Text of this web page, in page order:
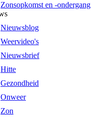
Zonsopkomst en -ondergang
Nieuwsblog
Weervideo's
Nieuwsbrief
Hitte
Gezondheid
Onweer
Zon